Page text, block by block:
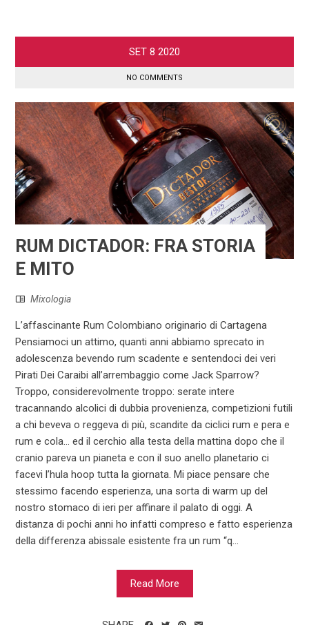
SET 8 2020
NO COMMENTS
RUM DICTADOR: FRA STORIA
E MITO
Mixologia
L’affascinante Rum Colombiano originario di Cartagena
Pensiamoci un attimo, quanti anni abbiamo sprecato in
adolescenza bevendo rum scadente e sentendoci dei veri
Pirati Dei Caraibi all’arrembaggio come Jack Sparrow?
Troppo, considerevolmente troppo: serate intere
tracannando alcolici di dubbia provenienza, competizioni futili
a chi beveva o reggeva di più, scandite da ciclici rum e pera e
rum e cola… ed il cerchio alla testa della mattina dopo che il
cranio pareva un pianeta e con il suo anello planetario ci
facevi l’hula hoop tutta la giornata. Mi piace pensare che
stessimo facendo esperienza, una sorta di warm up del
nostro stomaco di ieri per affinare il palato di oggi. A
distanza di pochi anni ho infatti compreso e fatto esperienza
della differenza abissale esistente fra un rum “q...
Read More